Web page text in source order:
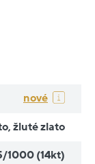
nové
, žluté zlato
1000 (14kt)